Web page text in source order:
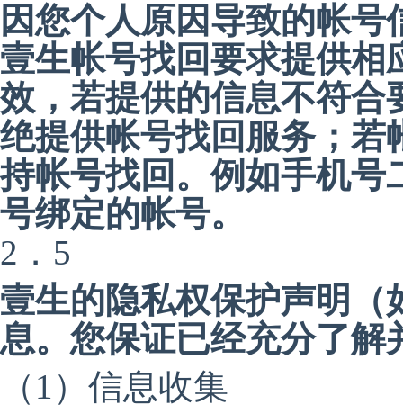
因您个人原因导致的帐
壹生帐号找回要求提供相
效，若提供的信息不符合
绝提供帐号找回服务；若
持帐号找回。例如手机号
号绑定的帐号。
2．5
壹生的隐私权保护声明（
息。您保证已经充分了解
（1）信息收集